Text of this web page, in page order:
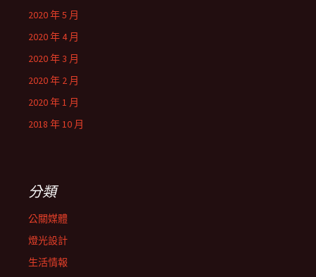
2020 年 5 月
2020 年 4 月
2020 年 3 月
2020 年 2 月
2020 年 1 月
2018 年 10 月
分類
公關媒體
燈光設計
生活情報